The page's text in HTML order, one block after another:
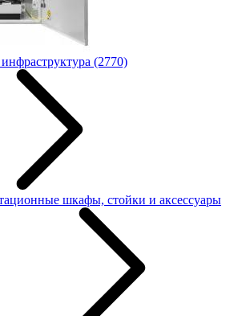
(2770)
шкафы, стойки и аксессуары